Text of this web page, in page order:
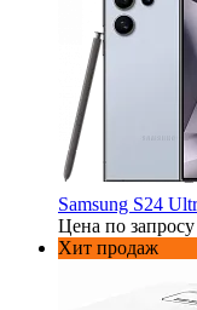
Samsung S24
Цена по запросу
Хит продаж